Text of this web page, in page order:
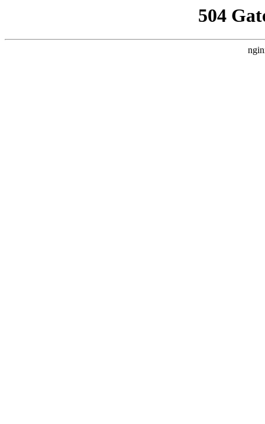
504